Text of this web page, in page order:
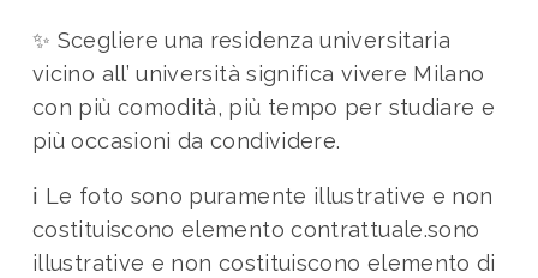
✨ Scegliere una residenza universitaria
vicino all’ università significa vivere Milano
con più comodità, più tempo per studiare e
più occasioni da condividere.
ℹ️ Le foto sono puramente illustrative e non
costituiscono elemento contrattuale.sono
illustrative e non costituiscono elemento di